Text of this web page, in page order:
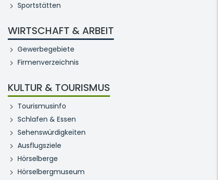
Sportstätten
WIRTSCHAFT & ARBEIT
Gewerbegebiete
Firmenverzeichnis
KULTUR & TOURISMUS
Tourismusinfo
Schlafen & Essen
Sehenswürdigkeiten
Ausflugsziele
Hörselberge
Hörselbergmuseum